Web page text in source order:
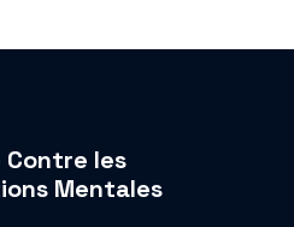
Contre les
Mentales